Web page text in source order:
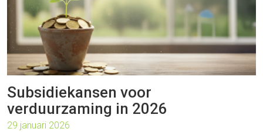
Subsidiekansen voor
verduurzaming in 2026
29 januari 2026